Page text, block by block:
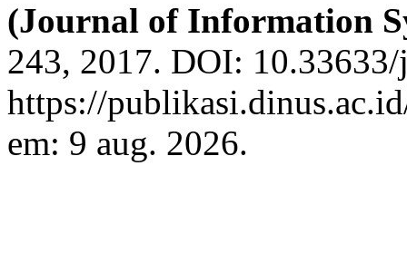
(Journal of Information
243, 2017. DOI:
https://
em: 9 aug. 2026.